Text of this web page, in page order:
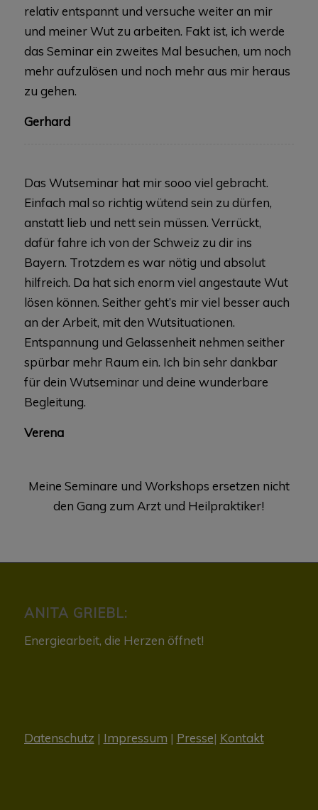
relativ entspannt und versuche weiter an mir
und meiner Wut zu arbeiten. Fakt ist, ich werde
das Seminar ein zweites Mal besuchen, um noch
mehr aufzulösen und noch mehr aus mir heraus
zu gehen.
Gerhard
Das Wutseminar hat mir sooo viel gebracht.
Einfach mal so richtig wütend sein zu dürfen,
anstatt lieb und nett sein müssen. Verrückt,
dafür fahre ich von der Schweiz zu dir ins
Bayern. Trotzdem es war nötig und absolut
hilfreich. Da hat sich enorm viel angestaute Wut
lösen können. Seither geht’s mir viel besser auch
an der Arbeit, mit den Wutsituationen.
Entspannung und Gelassenheit nehmen seither
spürbar mehr Raum ein. Ich bin sehr dankbar
für dein Wutseminar und deine wunderbare
Begleitung.
Verena
Meine Seminare und Workshops ersetzen nicht
den Gang zum Arzt und Heilpraktiker!
ANITA GRIEBL:
Energiearbeit, die Herzen öffnet!
Datenschutz | Impressum | Presse| Kontakt